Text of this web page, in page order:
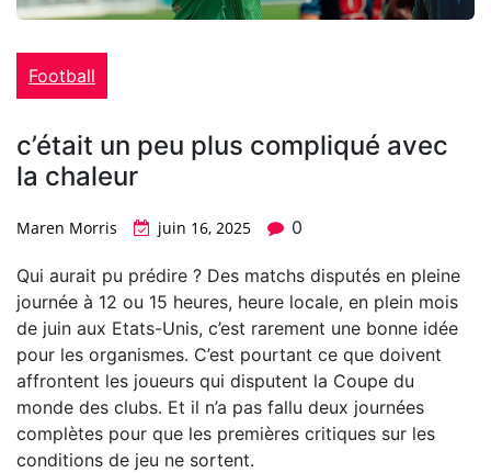
Football
c’était un peu plus compliqué avec
la chaleur
Maren Morris juin 16, 2025 0
Qui aurait pu prédire ? Des matchs disputés en pleine
journée à 12 ou 15 heures, heure locale, en plein mois
de juin aux Etats-Unis, c’est rarement une bonne idée
pour les organismes. C’est pourtant ce que doivent
affrontent les joueurs qui disputent la Coupe du
monde des clubs. Et il n’a pas fallu deux journées
complètes pour que les premières critiques sur les
conditions de jeu ne sortent.